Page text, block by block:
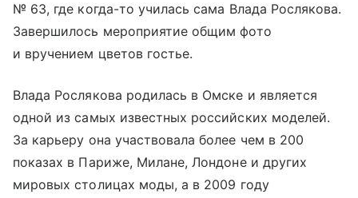
№ 63, где когда-то училась сама Влада Рослякова.
Завершилось мероприятие общим фото
и вручением цветов гостье.
Влада Рослякова родилась в Омске и является
одной из самых известных российских моделей.
За карьеру она участвовала более чем в 200
показах в Париже, Милане, Лондоне и других
мировых столицах моды, а в 2009 году